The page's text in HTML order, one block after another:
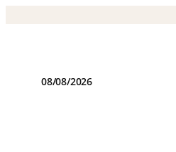
08/08/2026